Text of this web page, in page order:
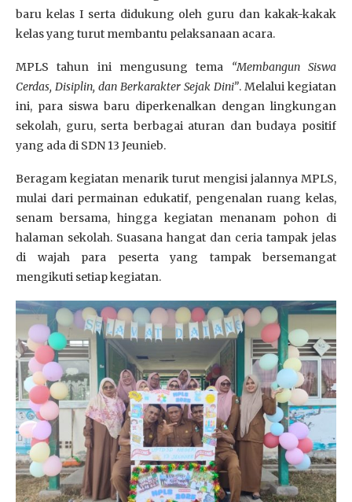
baru kelas I serta didukung oleh guru dan kakak-kakak
kelas yang turut membantu pelaksanaan acara.
MPLS tahun ini mengusung tema “Membangun Siswa
Cerdas, Disiplin, dan Berkarakter Sejak Dini”. Melalui kegiatan
ini, para siswa baru diperkenalkan dengan lingkungan
sekolah, guru, serta berbagai aturan dan budaya positif
yang ada di SDN 13 Jeunieb.
Beragam kegiatan menarik turut mengisi jalannya MPLS,
mulai dari permainan edukatif, pengenalan ruang kelas,
senam bersama, hingga kegiatan menanam pohon di
halaman sekolah. Suasana hangat dan ceria tampak jelas
di wajah para peserta yang tampak bersemangat
mengikuti setiap kegiatan.